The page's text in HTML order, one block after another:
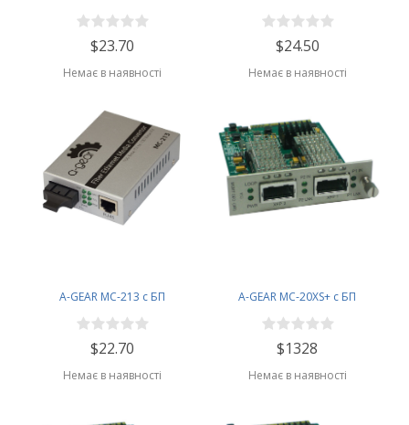
$23.70
Немає в наявності
$24.50
Немає в наявності
A-GEAR MC-213 с БП
$22.70
Немає в наявності
A-GEAR MC-20XS+ с БП
$1328
Немає в наявності